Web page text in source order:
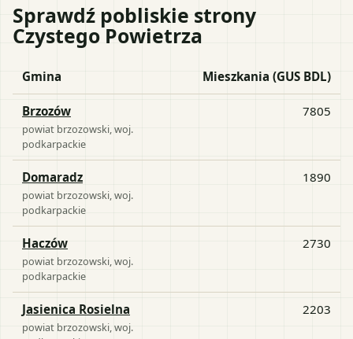
Sprawdź pobliskie strony
Czystego Powietrza
Gmina Mieszkania (GUS BDL)
Brzozów
powiat brzozowski , woj.
podkarpackie
7805
Domaradz
powiat brzozowski , woj.
podkarpackie
1890
Haczów
powiat brzozowski , woj.
podkarpackie
2730
Jasienica Rosielna
powiat brzozowski , woj.
2203